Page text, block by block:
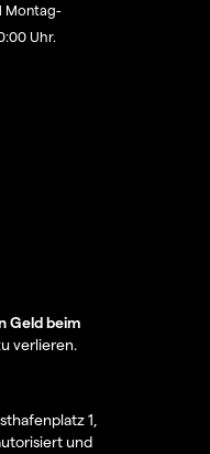
Montag-
Uhr.
Geld beim
verlieren.
1,
und